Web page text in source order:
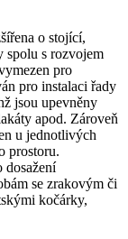
o stojící,
spolu s rozvojem
pro
pro instalaci řady
jsou upevněny
apod. Zároveň
u jednotlivých
prostoru.
dosažení
se zrakovým či
kočárky,